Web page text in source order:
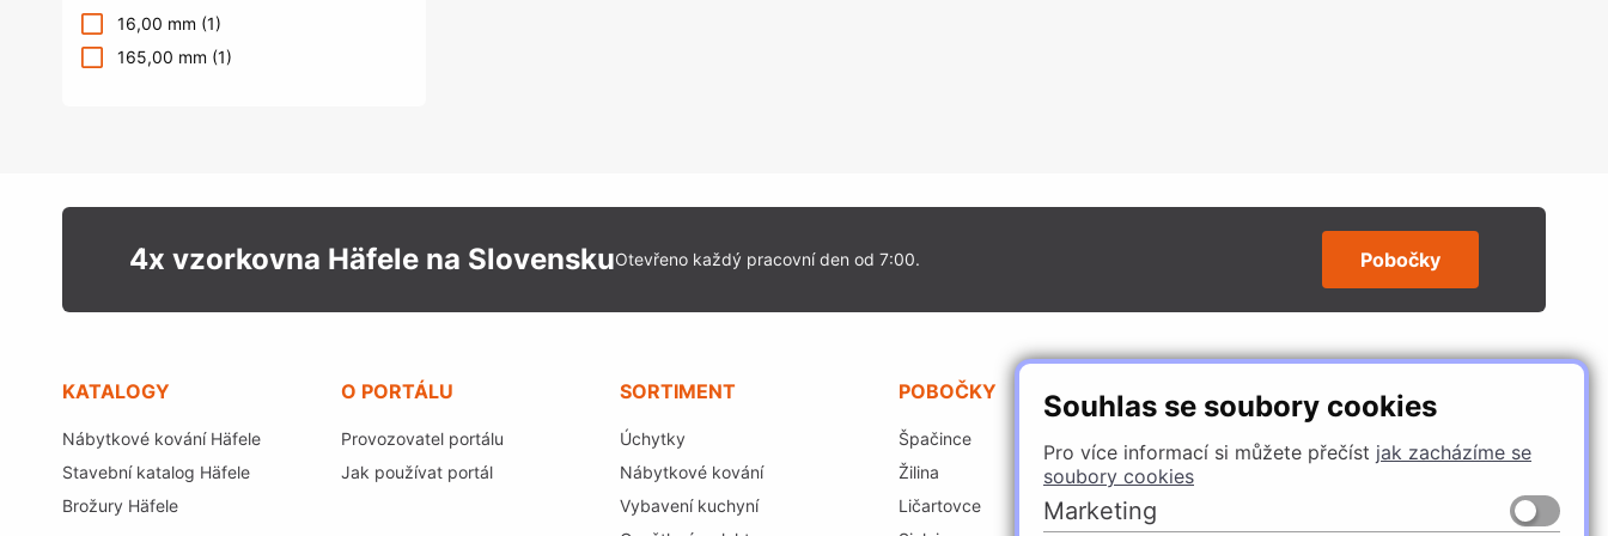
Souhlas se soubory cookies
Pro více informací si můžete přečíst jak zacházíme se
soubory cookies
Marketing
16,00 mm (1)
165,00 mm (1)
4x vzorkovna Häfele na SlovenskuOtevřeno každý pracovní den od 7:00. Pobočky
KATALOGY
Nábytkové kování Häfele
Stavební katalog Häfele
Brožury Häfele
O PORTÁLU
Provozovatel portálu
Jak používat portál
SORTIMENT
Úchytky
Nábytkové kování
Vybavení kuchyní
POBOČKY
Špačince
Žilina
Ličartovce
SLEDUJTE NÁS